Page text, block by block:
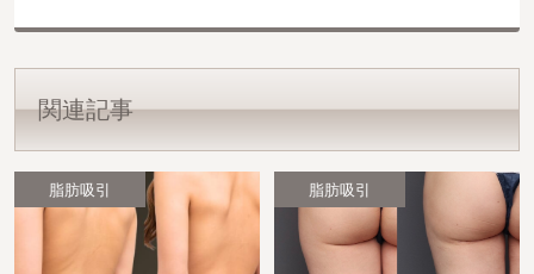
関連記事
脂肪吸引 脂肪吸引